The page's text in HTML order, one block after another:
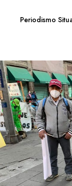
Periodismo